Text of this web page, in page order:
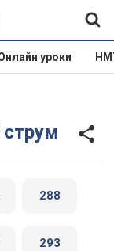
уроки
струм
288
293